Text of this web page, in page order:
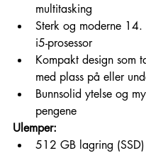
multitasking
Sterk og moderne 14.
i5-prosessor
Kompakt design som
med plass på eller
Bunnsolid ytelse og
pengene
Ulemper:
512 GB lagring